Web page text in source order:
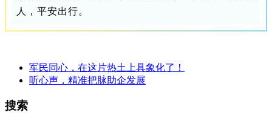
人，平安出行。
军民同心，在这片热土上具象化了！
听心声，精准把脉助企发展
搜索